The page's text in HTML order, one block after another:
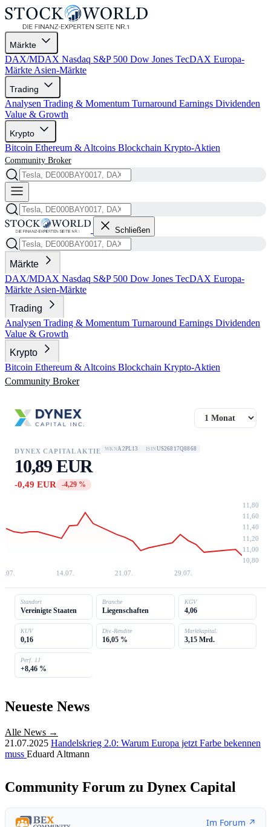
Märkte
DAX/MDAX Nasdaq S&P 500 Dow Jones TecDAX Europa-
Märkte Asien-Märkte
Trading
Analysen Trading & Momentum Turnaround Earnings Dividenden
Value & Growth
Krypto
Bitcoin Ethereum & Altcoins Blockchain Krypto-Aktien
Community Broker
Schließen
Märkte
DAX/MDAX Nasdaq S&P 500 Dow Jones TecDAX Europa-
Märkte Asien-Märkte
Trading
Analysen Trading & Momentum Turnaround Earnings Dividenden
Value & Growth
Krypto
Bitcoin Ethereum & Altcoins Blockchain Krypto-Aktien
Community Broker
DYNEX CAPITAL AKTIE WKNA2PL13 ISIN US26817Q8868
10,89 EUR
-0,49 EUR -4,29 %
11,80
11,60
11,40
11,20
11,00
10,80
14.07. 21.07. 29.07.
Standort
Vereinigte Staaten
Branche
Liegenschaften
KGV
4,06
KUV
0,16
Div.-Rendite
16,05 %
Marktkapital.
3,15 Mrd.
Perf. 1J
+8,46 %
Neueste News
Alle News →
21.07.2025 Handelskrieg 2.0: Warum Europa jetzt Farbe bekennen
muss Eduard Altmann
Community Forum zu Dynex Capital